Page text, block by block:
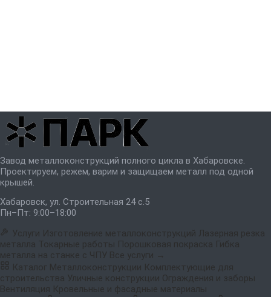
Завод металлоконструкций полного цикла в Хабаровске.
Проектируем, режем, варим и защищаем металл под одной
крышей.
Хабаровск, ул. Строительная 24 с.5
Пн–Пт: 9:00–18:00
Услуги Изготовление металлоконструкций Лазерная резка
металла Токарные работы Порошковая покраска Гибка
металла на станке с ЧПУ Все услуги →
Каталог Металлоконструкции Комплектующие для
строительства Уличные конструкции Ограждения и заборы
Вентиляция Кровельные и фасадные материалы